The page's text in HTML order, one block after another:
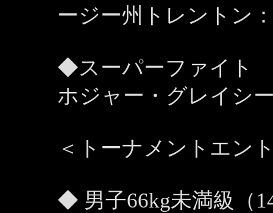
ージー州トレントン
◆スーパーファイト
ホジャー・グレイシ
＜トーナメントエン
◆ 男子66kg未満級（